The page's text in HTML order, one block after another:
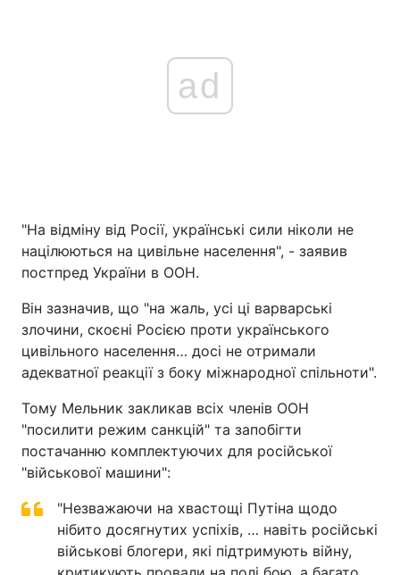
ad
"На відміну від Росії, українські сили ніколи не
націлюються на цивільне населення", - заявив
постпред України в ООН.
Він зазначив, що "на жаль, усі ці варварські
злочини, скоєні Росією проти українського
цивільного населення… досі не отримали
адекватної реакції з боку міжнародної спільноти".
Тому Мельник закликав всіх членів ООН
"посилити режим санкцій" та запобігти
постачанню комплектуючих для російської
"військової машини":
"Незважаючи на хвастощі Путіна щодо
нібито досягнутих успіхів, … навіть російські
військові блогери, які підтримують війну,